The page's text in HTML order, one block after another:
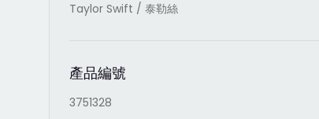
Taylor Swift / 泰勒絲
產品編號
3751328